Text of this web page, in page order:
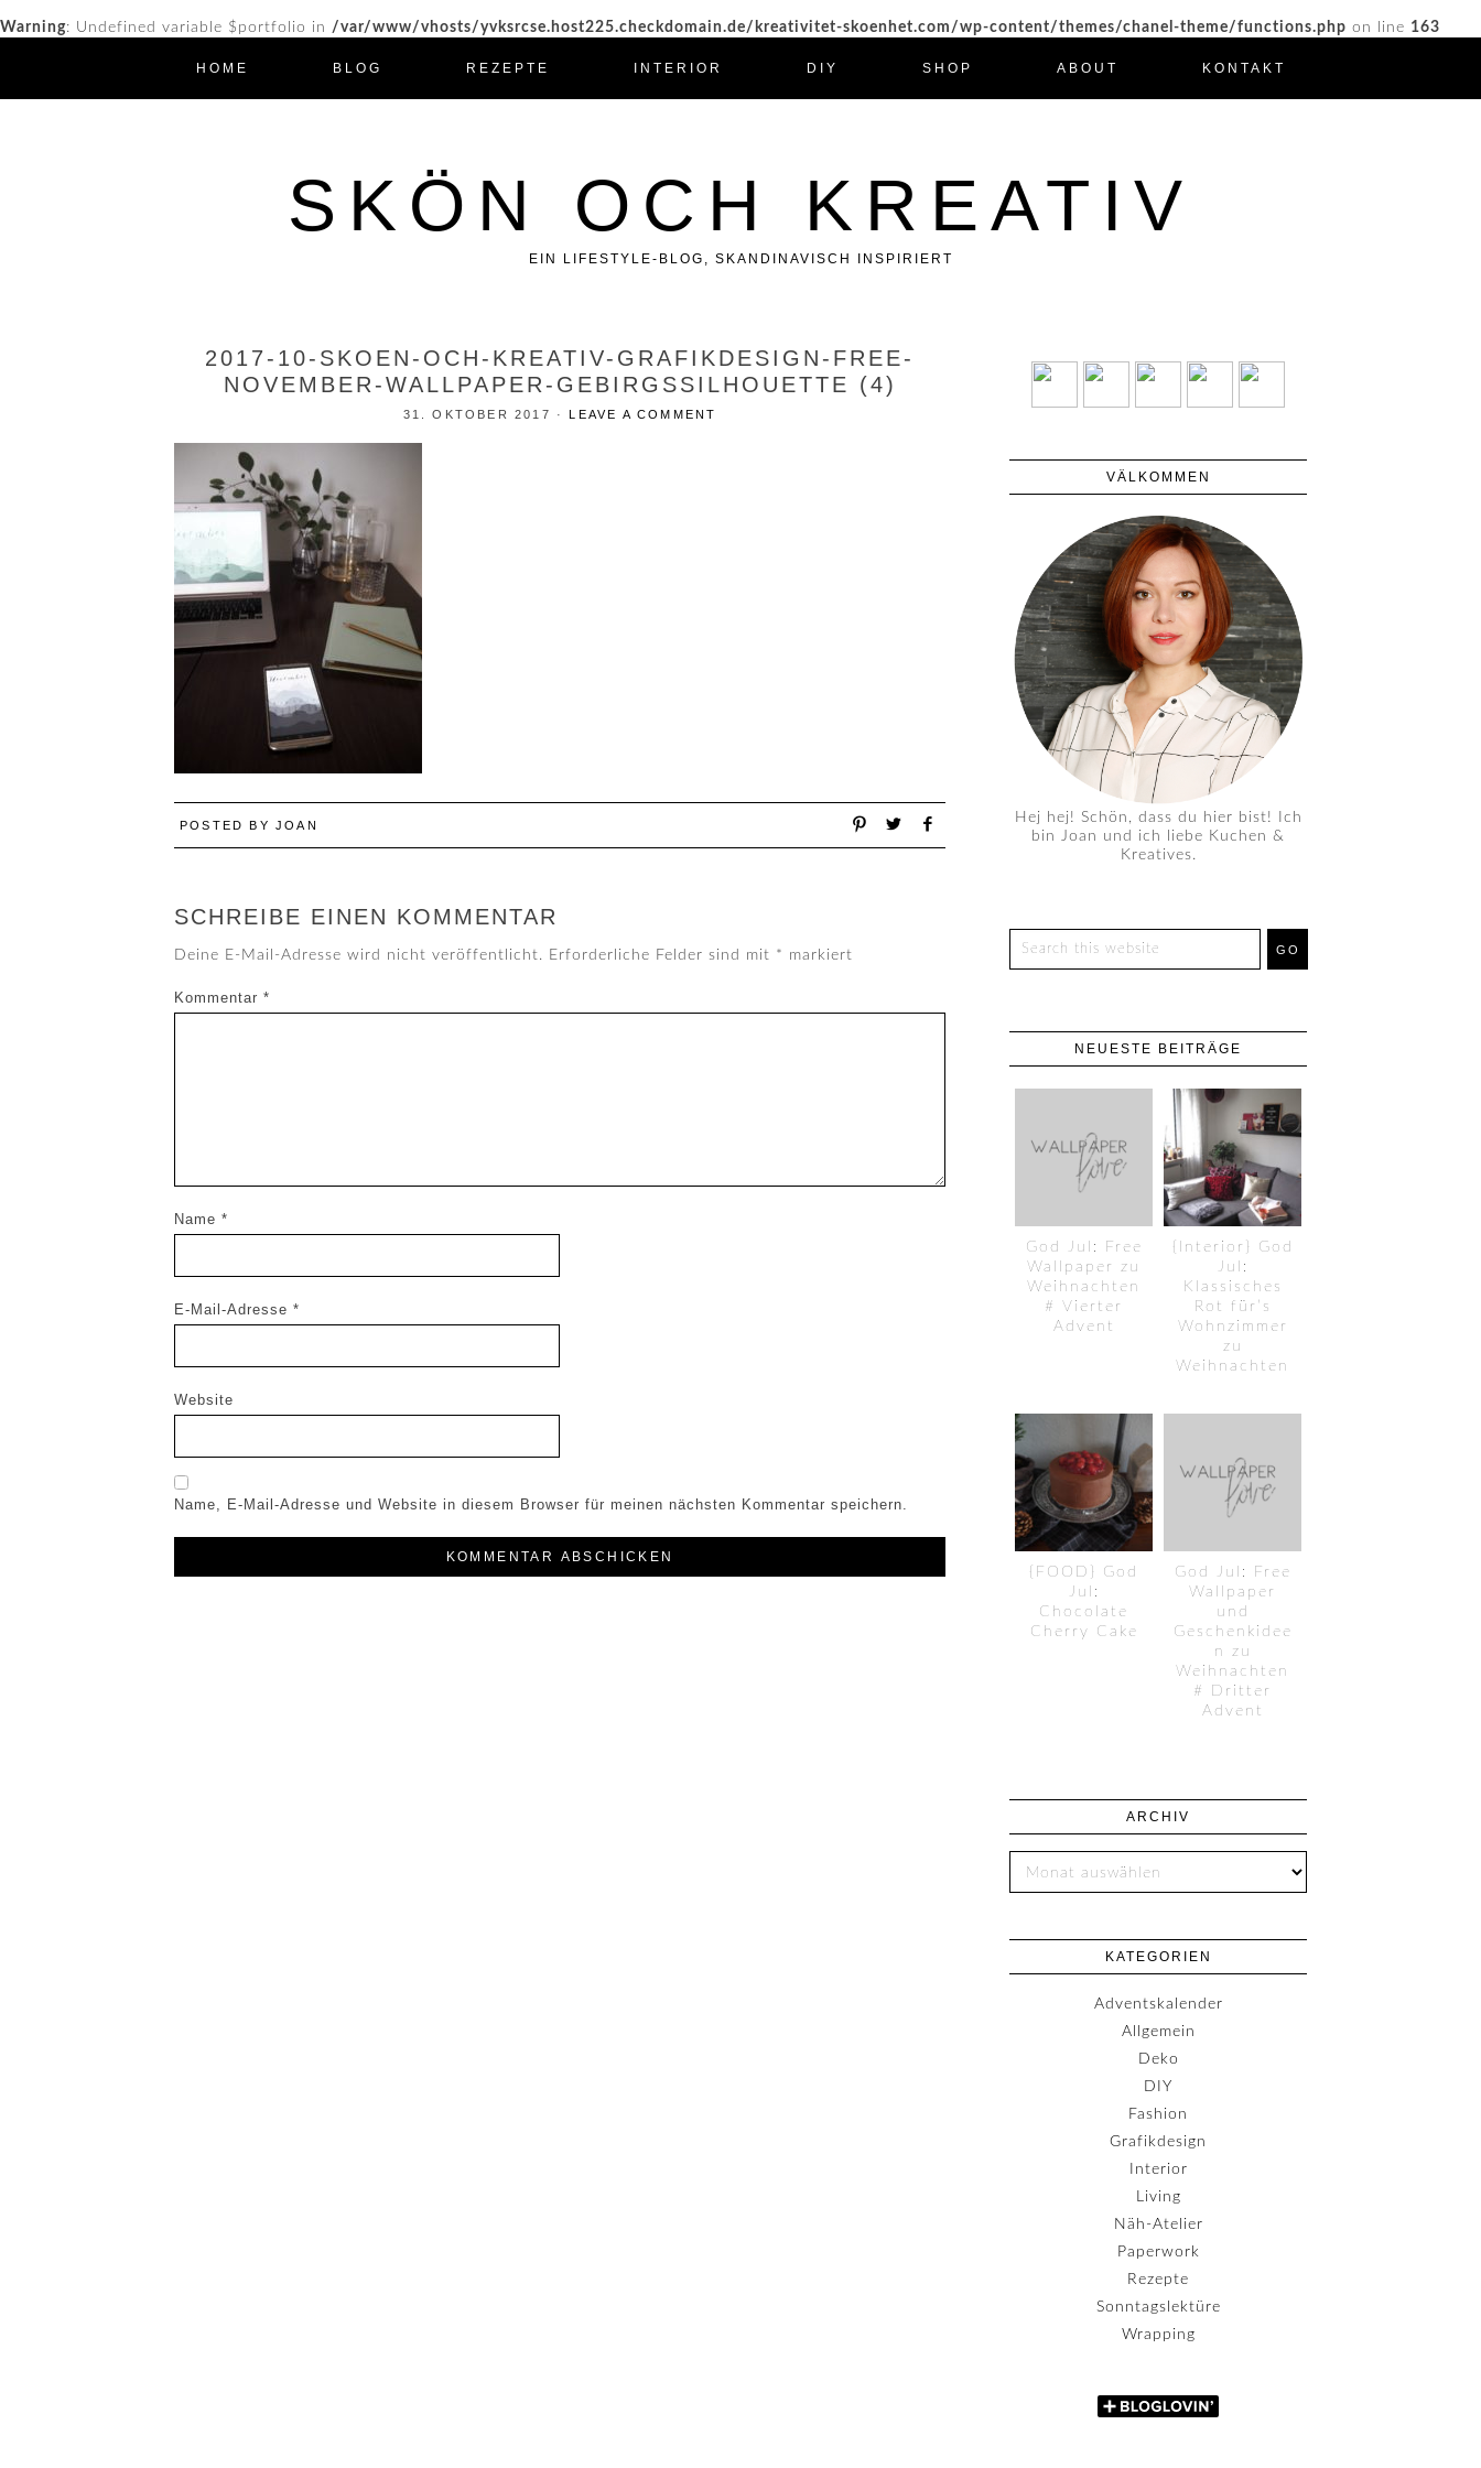
Warning: Undefined variable $portfolio in /var/www/vhosts/yvksrcse.host225.checkdomain.de/kreativitet-skoenhet.com/wp-content/themes/chanel-theme/functions.php on line 163
HOME BLOG REZEPTE INTERIOR DIY SHOP ABOUT KONTAKT
SKÖN OCH KREATIV
EIN LIFESTYLE-BLOG, SKANDINAVISCH INSPIRIERT
2017-10-SKOEN-OCH-KREATIV-GRAFIKDESIGN-FREE-
NOVEMBER-WALLPAPER-GEBIRGSSILHOUETTE (4)
31. OKTOBER 2017 ·LEAVE A COMMENT
POSTED BY JOAN
SCHREIBE EINEN KOMMENTAR
Deine E-Mail-Adresse wird nicht veröffentlicht. Erforderliche Felder sind mit * markiert
Kommentar *
Name *
E-Mail-Adresse *
Website
Name, E-Mail-Adresse und Website in diesem Browser für meinen nächsten Kommentar speichern.
VÄLKOMMEN
Hej hej! Schön, dass du hier bist! Ich
bin Joan und ich liebe Kuchen &
Kreatives.
NEUESTE BEITRÄGE
God Jul: Free
Wallpaper zu
Weihnachten
# Vierter
Advent
{Interior} God
Jul:
Klassisches
Rot für’s
Wohnzimmer
zu
Weihnachten
{FOOD} God
Jul:
Chocolate
Cherry Cake
God Jul: Free
Wallpaper
und
Geschenkidee
n zu
Weihnachten
# Dritter
Advent
ARCHIV
KATEGORIEN
Adventskalender
Allgemein
Deko
DIY
Fashion
Grafikdesign
Interior
Living
Näh-Atelier
Paperwork
Rezepte
Sonntagslektüre
Wrapping